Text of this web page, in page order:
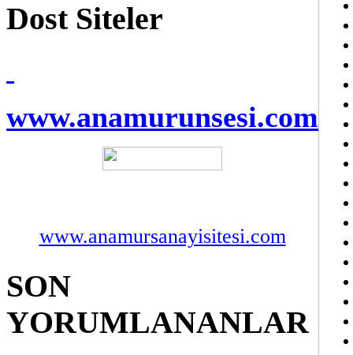
Dost Siteler
www.anamurunsesi.com
www.anamursanayisitesi.com
SON
YORUMLANANLAR